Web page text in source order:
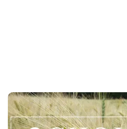
NORMANDIE
Orge d'hiver : téléchargez